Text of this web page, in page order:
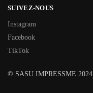
SUIVEZ-NOUS
Instagram
Facebook
TikTok
© SASU IMPRESSME 2024